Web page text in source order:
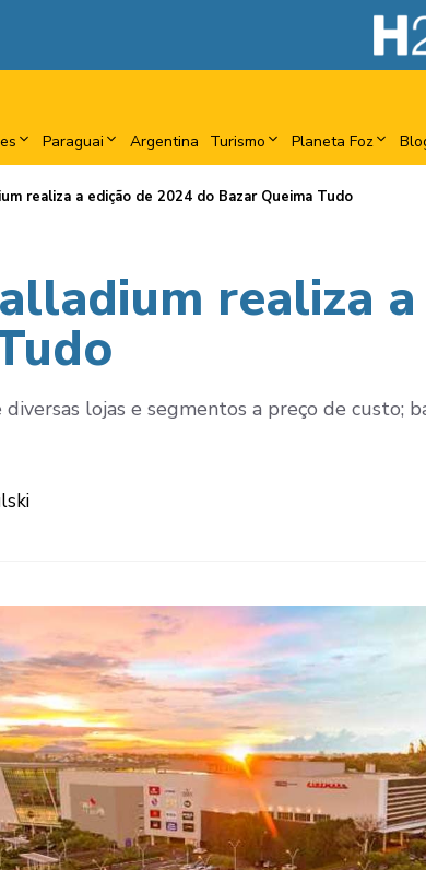
Paraguai Argentina Turismo Planeta Foz
realiza a edição de 2024 do Bazar Queima Tudo
realiza
lojas e segmentos a preço de custo;